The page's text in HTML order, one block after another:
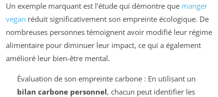
Un exemple marquant est l’étude qui démontre que manger
vegan réduit significativement son empreinte écologique. De
nombreuses personnes témoignent avoir modifié leur régime
alimentaire pour diminuer leur impact, ce qui a également
amélioré leur bien-être mental.
Évaluation de son empreinte carbone : En utilisant un
bilan carbone personnel, chacun peut identifier les